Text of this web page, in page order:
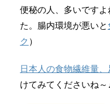
便秘の人、多いですよ
た。腸内環境が悪いと
ク ）
日本人の食物繊維量
けてみてくださいね